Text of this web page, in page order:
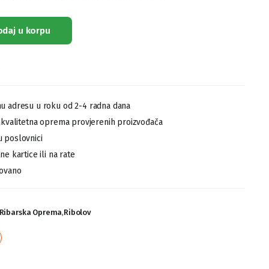
u korpu
adresu u roku od 2-4 radna dana
oprema provjerenih proizvođača
poslovnici
kartice ili na rate
Oprema,Ribolov